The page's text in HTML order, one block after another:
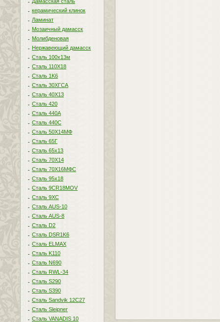
керамический клинок
Ламинат
Мозаичный дамасск
Молибденовая
Нержавеющий дамасск
Сталь 100х13м
Сталь 110Х18
Сталь 1K6
Сталь 30ХГСА
Сталь 40Х13
Сталь 420
Сталь 440A
Сталь 440С
Сталь 50Х14МФ
Сталь 65Г
Сталь 65х13
Сталь 70Х14
Сталь 70Х16МФС
Сталь 95х18
Сталь 9CR18MOV
Сталь 9ХС
Сталь AUS-10
Сталь AUS-8
Сталь D2
Сталь DSR1K6
Сталь ELMAX
Сталь K110
Сталь N690
Сталь RWL-34
Сталь S290
Сталь S390
Сталь Sandvik 12C27
Сталь Sleipner
Сталь VANADIS 10